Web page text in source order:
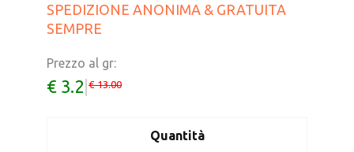
SPEDIZIONE ANONIMA & GRATUITA
SEMPRE
Prezzo al gr:
€ 3.2 € 13.00
Quantità